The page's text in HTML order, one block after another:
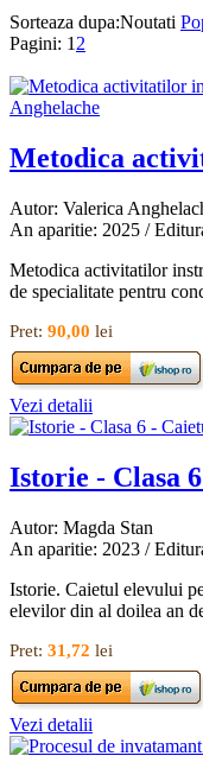
Sorteaza dupa:Noutati
Pagini: 1 2
Metodica
Autor: Valerica
An aparitie: 2025 /
Metodica activitatilor
de specialitate pentru
Pret: 90,00 lei
Vezi detalii
Istorie - Clasa
Autor: Magda Stan
An aparitie: 2023 /
Istorie. Caietul elevului
elevilor din al doilea an
Pret: 31,72 lei
Vezi detalii